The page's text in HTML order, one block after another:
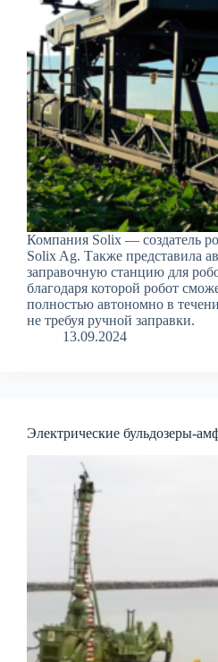
Компания Solix — создатель
Solix Ag. Также представила
заправочную станцию для
благодаря которой робот
полностью автономно в
не требуя ручной заправки.
13.09.2024
Электрические бульдозеры-